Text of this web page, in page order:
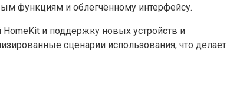
функциям и облегчённому интерфейсу.
и поддержку новых устройств и
сценарии использования, что делает